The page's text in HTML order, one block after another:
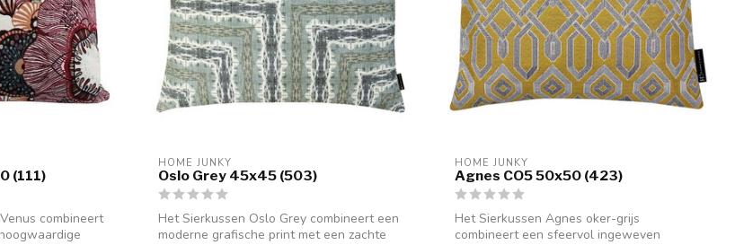
(111)
combineert
HOME JUNKY
Oslo Grey 45x45 (503)
Het Sierkussen Oslo Grey combineert een
moderne grafische print met een zachte
HOME JUNKY
Agnes CO5 50x50 (423)
Het Sierkussen Agnes oker-grijs
combineert een sfeervol ingeweven